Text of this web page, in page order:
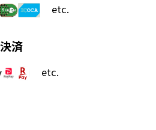
etc.
済
etc.